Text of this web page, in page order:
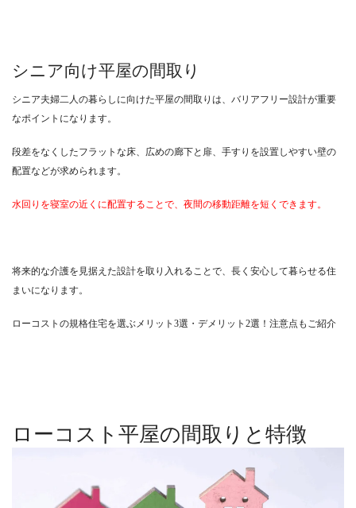
シニア向け平屋の間取り
シニア夫婦二人の暮らしに向けた平屋の間取りは、バリアフリー設計が重要
なポイントになります。
段差をなくしたフラットな床、広めの廊下と扉、手すりを設置しやすい壁の
配置などが求められます。
水回りを寝室の近くに配置することで、夜間の移動距離を短くできます。
将来的な介護を見据えた設計を取り入れることで、長く安心して暮らせる住
まいになります。
ローコストの規格住宅を選ぶメリット3選・デメリット2選！注意点もご紹介
ローコスト平屋の間取りと特徴